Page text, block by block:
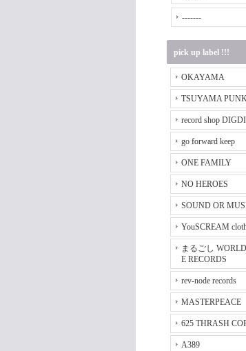
-------
pick up label !!!
OKAYAMA
TSUYAMA
record shop
go forward keep
ONE FAMILY
NO HEROES
SOUND OR
YouSCREAM
まるごし
E RECORDS
rev-node records
MASTERPEACE
625 THRASH
A389